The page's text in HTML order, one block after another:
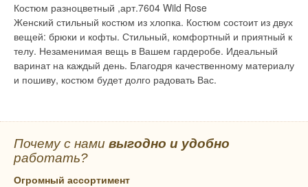
Костюм разноцветный ,арт.7604 Wild Rose
Женский стильный костюм из хлопка. Костюм состоит из двух
вещей: брюки и кофты. Стильный, комфортный и приятный к
телу. Незаменимая вещь в Вашем гардеробе. Идеальный
варинат на каждый день. Благодря качественному материалу
и пошиву, костюм будет долго радовать Вас.
Почему с нами выгодно и удобно
работать?
Огромный ассортимент